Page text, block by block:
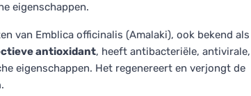
eigenschappen.
van Emblica officinalis (Amalaki), ook bekend als
antioxidant, heeft antibacteriële, antivirale,
eigenschappen. Het regenereert en verjongt de
.